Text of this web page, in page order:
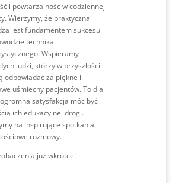
i powtarzalność w codziennej
Wierzymy, że praktyczna
jest fundamentem sukcesu
technika
Wspieramy
ludzi, którzy w przyszłości
odpowiadać za piękne i
uśmiechy pacjentów. To dla
satysfakcja móc być
ich edukacyjnej drogi.
na inspirujące spotkania i
rozmowy.
już wkrótce!